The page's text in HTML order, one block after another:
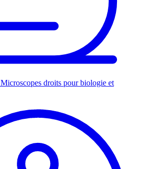
Microscopes droits pour biologie et